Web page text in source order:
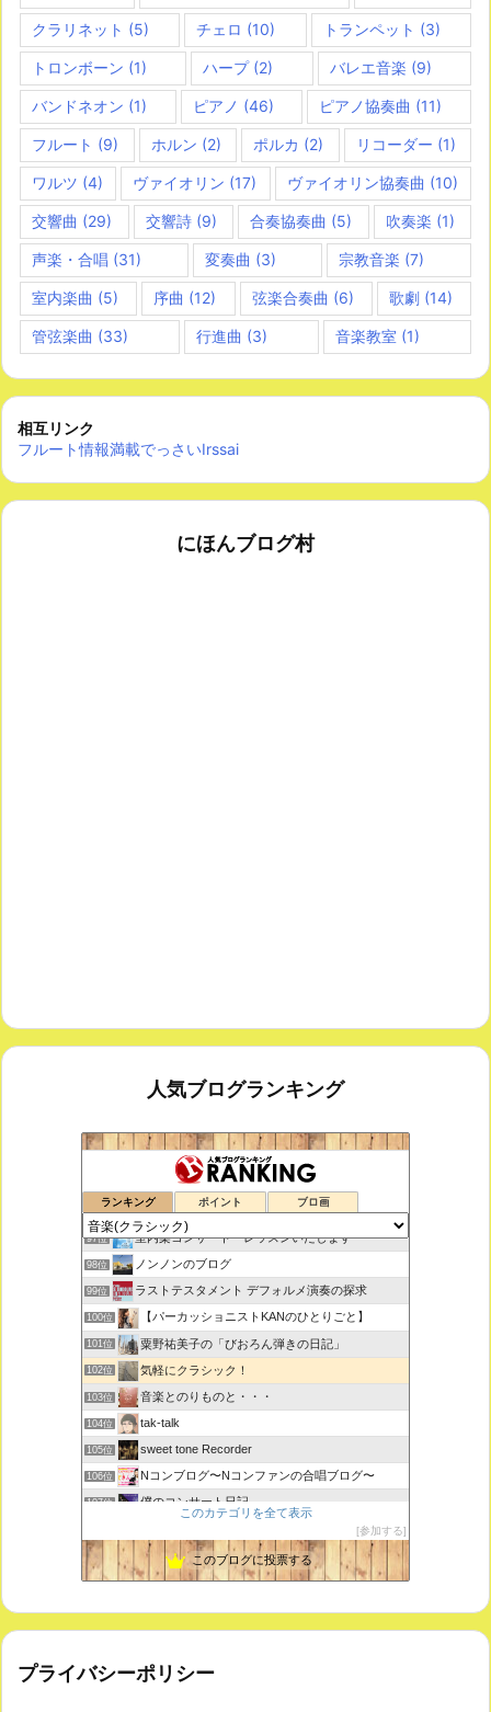
クラリネット (5) チェロ (10) トランペット (3)
トロンボーン (1) ハープ(2) バレエ音楽 (9)
バンドネオン (1) ピアノ (46) ピアノ協奏曲 (11)
フルート (9) ホルン (2) ポルカ (2) リコーダー (1)
ワルツ (4) ヴァイオリン (17) ヴァイオリン協奏曲 (10)
交響曲 (29) 交響詩(9) 合奏協奏曲 (5) 吹奏楽 (1)
声楽・合唱 (31) 変奏曲 (3) 宗教音楽 (7)
室内楽曲 (5) 序曲 (12) 弦楽合奏曲 (6) 歌劇(14)
管弦楽曲 (33) 行進曲 (3) 音楽教室 (1)
相互リンク
フルート情報満載でっさいIrssai
にほんブログ村
人気ブログランキング
ランキング ポイント ブロ画
鑑賞空間・忘れられない作品
96位 思えば遠くへ来たもんだ
97位 室内楽コンサート・レッスンいたします
98位 ノンノンのブログ
99位 ラストテスタメント デフォルメ演奏の探求
100位 【パーカッショニストKANのひとりごと】
101位 粟野祐美子の「びおろん弾きの日記」
102位 気軽にクラシック！
103位 音楽とのりものと・・・
104位 tak-talk
105位 sweet tone Recorder
106位 Nコンブログ〜Nコンファンの合唱ブログ〜
107位 僕のコンサート日記
江南 永正寺 コンサート・イベント・行事のお知らせ
109位 ＶＩＮＹＬ ＪＵＮＫＹ
このカテゴリを全て表示
参加する
このブログに投票する
プライバシーポリシー